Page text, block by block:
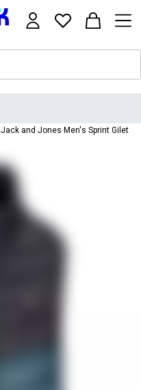
Jack and Jones Men's Sprint Gilet